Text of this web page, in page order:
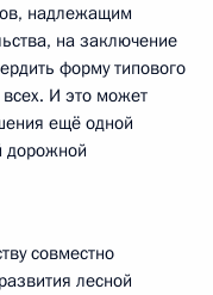
надлежащим
на заключение
форму типового
И это может
ещё одной
дорожной
совместно
лесной